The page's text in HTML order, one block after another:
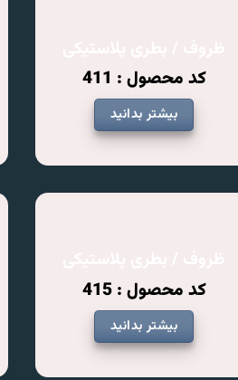
کد محصول : 411
بیشتر بدانید
کد محصول : 415
بیشتر بدانید